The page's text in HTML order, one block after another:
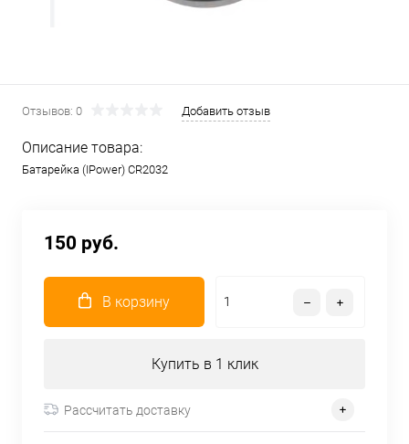
Отзывов: 0 Добавить отзыв
Описание товара:
Батарейка (IPower) CR2032
150 руб.
В корзину
Купить в 1 клик
Рассчитать доставку